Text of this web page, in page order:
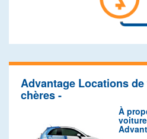
Advantage Locations
chères -
À